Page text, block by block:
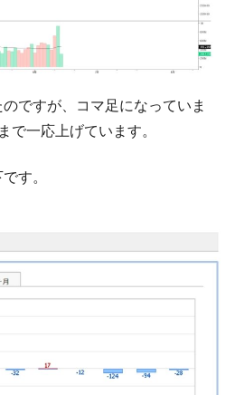
府ボンクラ政策室長が告発され
き株価操作であり、空前の国政壟
職員が「丸刈りになって抗議活
。
が示す現況は決して良くない。
案件】韓国消費者院が『クーパ
ォンを認定 ⇒ 総額3兆7,000億
竣工と公示
ですが、コマ足になっていま
で一応上げています。
す。